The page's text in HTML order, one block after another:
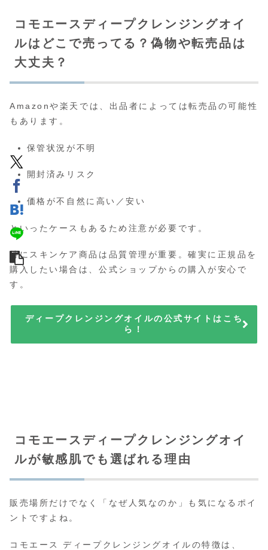
コモエースディープクレンジングオイ
ルはどこで売ってる？偽物や転売品は
大丈夫？
Amazonや楽天では、出品者によっては転売品の可能性
もあります。
保管状況が不明
開封済みリスク
価格が不自然に高い／安い
といったケースもあるため注意が必要です。
特にスキンケア商品は品質管理が重要。確実に正規品を
購入したい場合は、公式ショップからの購入が安心で
す。
ディープクレンジングオイルの公式サイトはこち
ら！
コモエースディープクレンジングオイ
ルが敏感肌でも選ばれる理由
販売場所だけでなく「なぜ人気なのか」も気になるポイ
ントですよね。
コモエース ディープクレンジングオイルの特徴は、